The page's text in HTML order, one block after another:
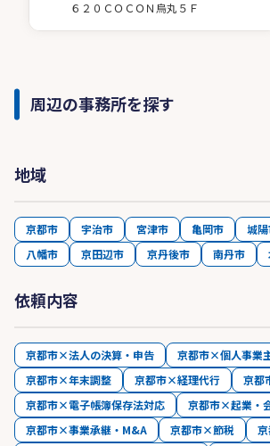
６２０ＣＯＣＯＮ烏丸５Ｆ
周辺の事務所を探す
地域
京都市 宇治市 宮津市 亀岡市 城
八幡市
京田辺市 京丹後市 南丹市
依頼内容
京都市×法人の決算・申告
京都市×個人事業
京都市×年末調整
京都市×経理代行
京都
京都市×電子帳簿保存法対応
京都市×起業・
京都市×事業承継・M&A
京都市×節税